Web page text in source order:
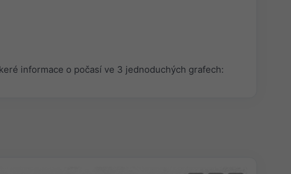
informace o počasí ve 3 jednoduchých grafech: